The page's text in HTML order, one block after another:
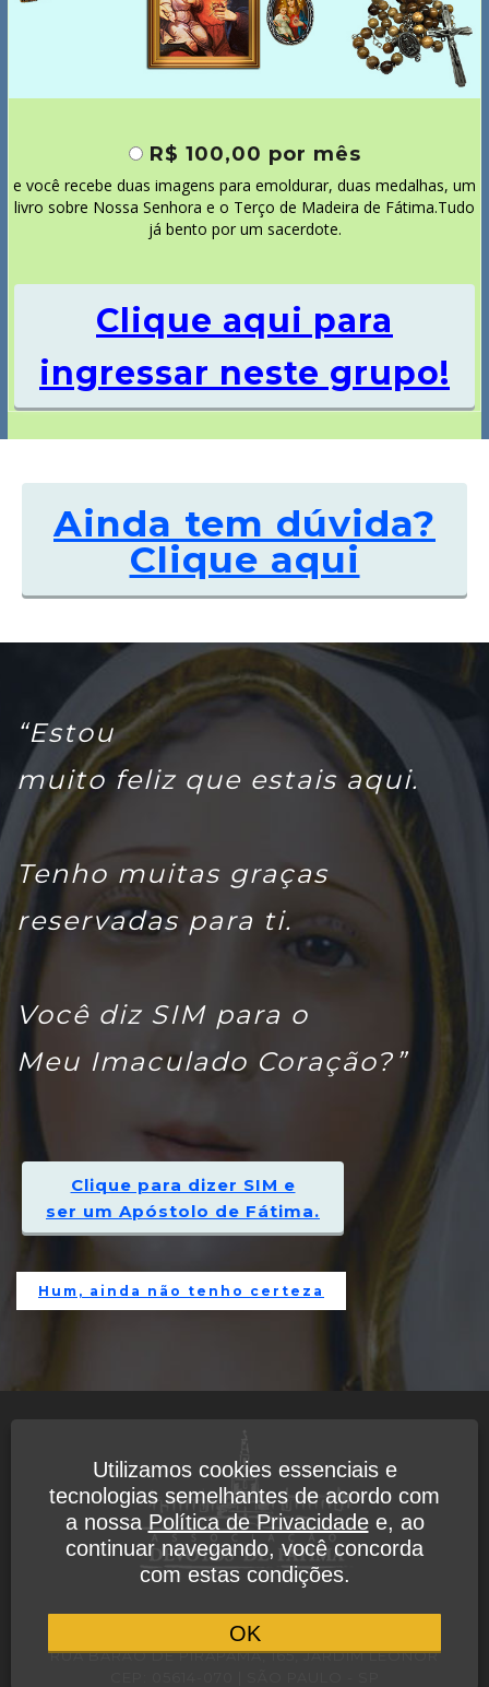
R$ 100,00 por mês
e você recebe duas imagens para emoldurar, duas medalhas, um
livro sobre Nossa Senhora e o Terço de Madeira de Fátima.Tudo
já bento por um sacerdote.
Clique aqui para
ingressar neste grupo!
Ainda tem dúvida?
Clique aqui
“Estou
muito feliz que estais aqui.
Tenho muitas graças
reservadas para ti.
Você diz SIM para o
Meu Imaculado Coração?”
Clique para dizer SIM e
ser um Apóstolo de Fátima.
Hum, ainda não tenho certeza
POLÍTICA DE PRIVACIDADE
RUA BARÃO DE PIRAPAMA, 165, JARDIM LEONOR
Utilizamos cookies essenciais e
tecnologias semelhantes de acordo com
a nossa Política de Privacidadee, ao
continuar navegando, você concorda
com estas condições.
OK